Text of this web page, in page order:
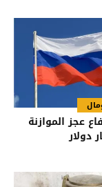
عجز الموازنة